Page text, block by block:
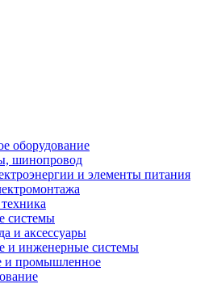
оборудование
шинопровод
и элементы питания
системы
и аксессуары
и инженерные системы
и промышленное